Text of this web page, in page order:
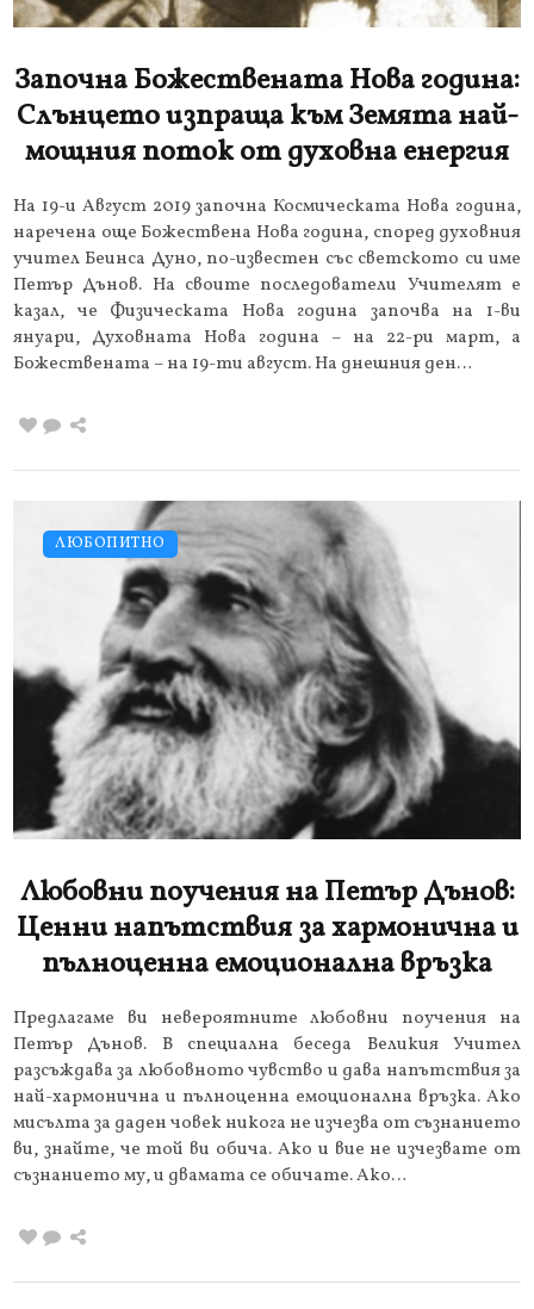
Започна Божествената Нова година:
Слънцето изпраща към Земята най-
мощния поток от духовна енергия
На 19-и Август 2019 започна Космическата Нова година,
наречена още Божествена Нова година, според духовния
учител Беинса Дуно, по-известен със светското си име
Петър Дънов. На своите последователи Учителят е
казал, че Физическата Нова година започва на 1-ви
януари, Духовната Нова година – на 22-ри март, а
Божествената – на 19-ти август. На днешния ден…
ЛЮБОПИТНО
Любовни поучения на Петър Дънов:
Ценни напътствия за хармонична и
пълноценна емоционална връзка
Предлагаме ви невероятните любовни поучения на
Петър Дънов. В специална беседа Великия Учител
разсъждава за любовното чувство и дава напътствия за
най-хармонична и пълноценна емоционална връзка. Ако
мисълта за даден човек никога не изчезва от съзнанието
ви, знайте, че той ви обича. Ако и вие не изчезвате от
съзнанието му, и двамата се обичате. Ако…